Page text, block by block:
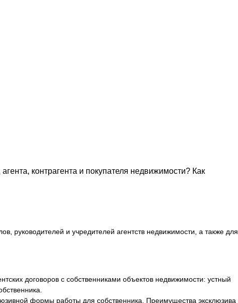
контрагента и покупателя недвижимости? Как
руководителей и учредителей агентств недвижимости, а также для
договоров с собственниками объектов недвижимости: устный
формы работы для собственника. Преимущества эксклюзива